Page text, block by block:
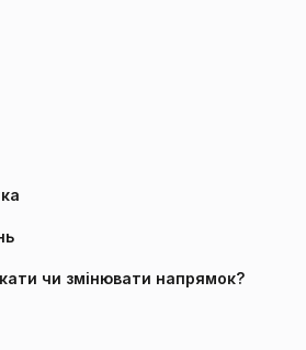
чи змінювати напрямок?